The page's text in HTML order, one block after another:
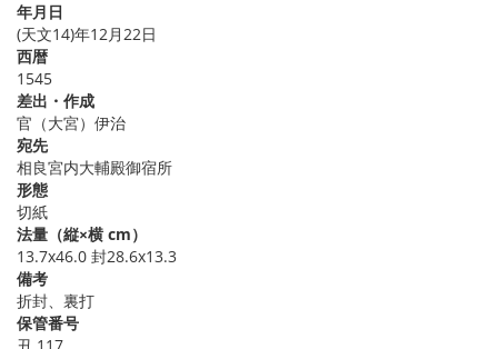
年月日
(天文14)年12月22日
西暦
1545
差出・作成
官（大宮）伊治
宛先
相良宮内大輔殿御宿所
形態
切紙
法量（縦×横 cm）
13.7x46.0 封28.6x13.3
備考
折封、裏打
保管番号